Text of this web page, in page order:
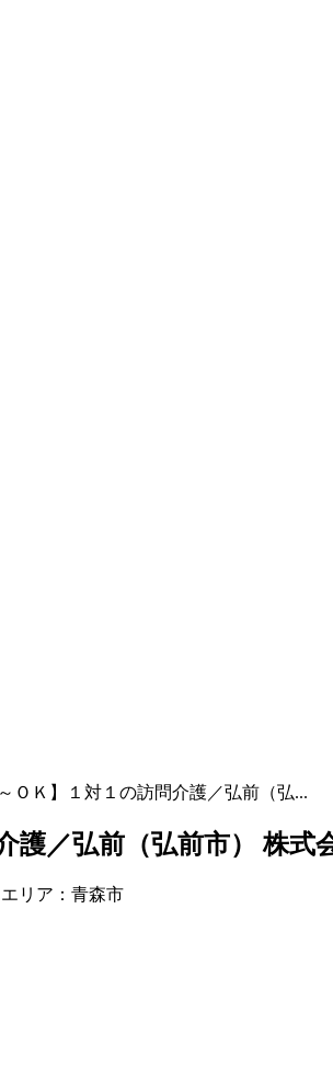
ＯＫ】１対１の訪問介護／弘前（弘...
護／弘前（弘前市） 株
リア：青森市